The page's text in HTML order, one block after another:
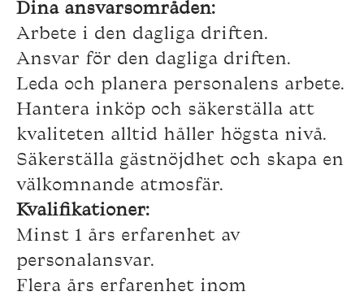
Dina ansvarsområden:
Arbete i den dagliga driften.
Ansvar för den dagliga driften.
Leda och planera personalens arbete.
Hantera inköp och säkerställa att
kvaliteten alltid håller högsta nivå.
Säkerställa gästnöjdhet och skapa en
välkomnande atmosfär.
Kvalifikationer:
Minst 1 års erfarenhet av
personalansvar.
Flera års erfarenhet inom